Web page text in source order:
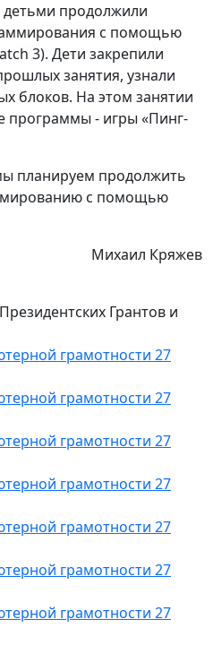
продолжили
с помощью
3). Дети закрепили
занятия, узнали
блоков. На этом занятии
программы - игры «Пинг-
планируем продолжить
с помощью
Михаил Кряжев